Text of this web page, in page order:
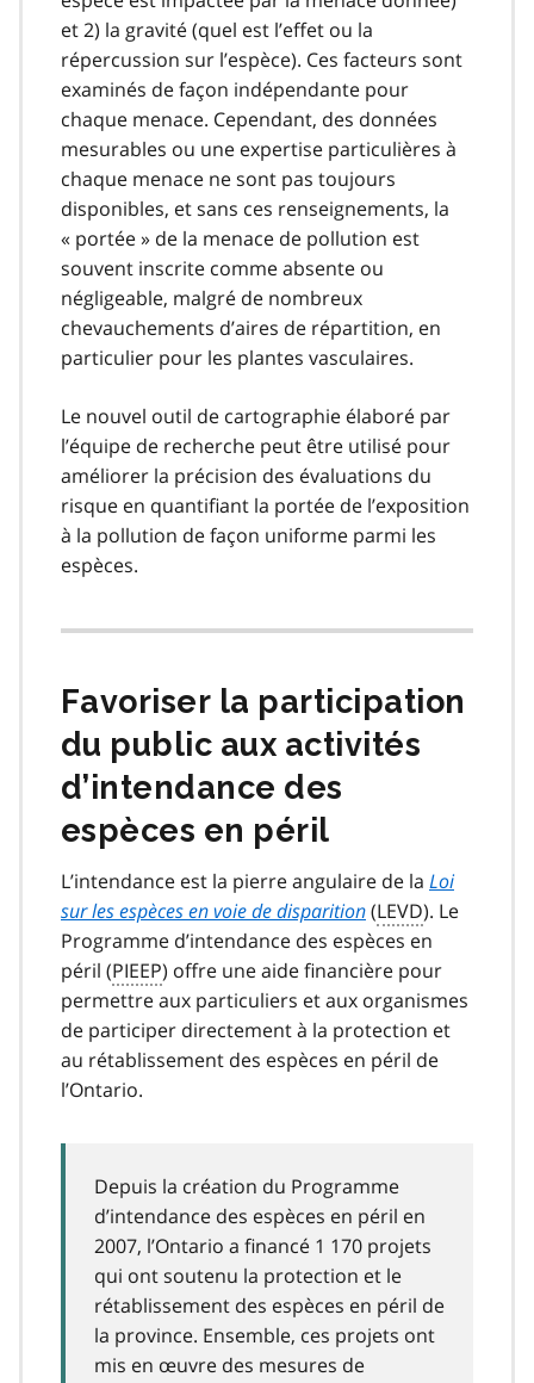
et 2) la gravité (quel est l’effet ou la
répercussion sur l’espèce). Ces facteurs sont
examinés de façon indépendante pour
chaque menace. Cependant, des données
mesurables ou une expertise particulières à
chaque menace ne sont pas toujours
disponibles, et sans ces renseignements, la
« portée » de la menace de pollution est
souvent inscrite comme absente ou
négligeable, malgré de nombreux
chevauchements d’aires de répartition, en
particulier pour les plantes vasculaires.
Le nouvel outil de cartographie élaboré par
l’équipe de recherche peut être utilisé pour
améliorer la précision des évaluations du
risque en quantifiant la portée de l’exposition
à la pollution de façon uniforme parmi les
espèces.
Favoriser la participation
du public aux activités
d’intendance des
espèces en péril
L’intendance est la pierre angulaire de la Loi
sur les espèces en voie de disparition(LEVD). Le
Programme d’intendance des espèces en
péril (PIEEP) offre une aide financière pour
permettre aux particuliers et aux organismes
de participer directement à la protection et
au rétablissement des espèces en péril de
l’Ontario.
Depuis la création du Programme
d’intendance des espèces en péril en
2007, l’Ontario a financé 1 170 projets
qui ont soutenu la protection et le
rétablissement des espèces en péril de
la province. Ensemble, ces projets ont
mis en œuvre des mesures de